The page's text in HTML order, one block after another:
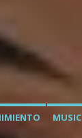
MUSIC